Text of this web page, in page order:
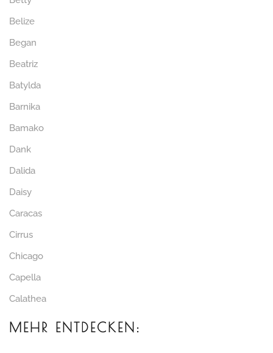
Belize
Began
Beatriz
Batylda
Barnika
Bamako
Dank
Dalida
Daisy
Caracas
Cirrus
Chicago
Capella
Calathea
MEHR ENTDECKEN: